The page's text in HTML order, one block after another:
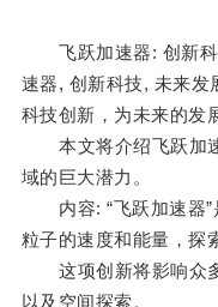
飞跃加速器: 创新科
速器, 创新科技, 未来发
科技创新，为未来的发
本文将介绍飞跃加速
域的巨大潜力。
内容: “飞跃加速器”
粒子的速度和能量，探
这项创新将影响众多
以及空间探索。